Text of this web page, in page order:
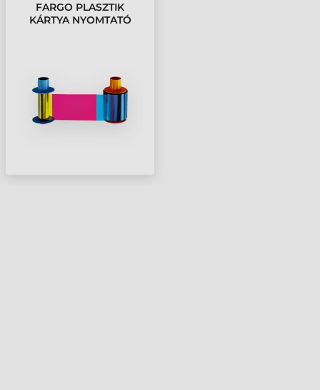
FARGO PLASZTIK
KÁRTYA NYOMTATÓ